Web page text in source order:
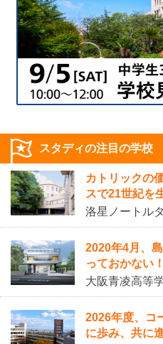
スタディの注目の学校
カトリックの
スで21世紀を
洛星ノートル
2020年4月、
っておかない
大阪青凌高等
2026年度、コ
に歩み、共に